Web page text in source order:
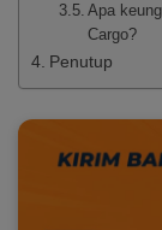
Apa
Cargo?
Penutup